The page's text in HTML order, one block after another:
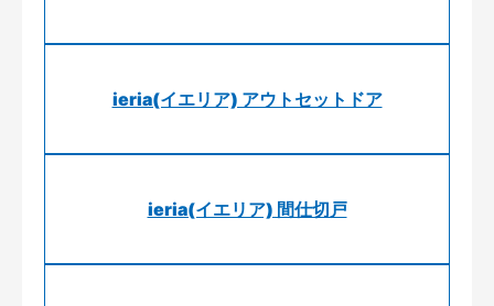
ieria(イエリア) アウトセットドア
ieria(イエリア) 間仕切戸